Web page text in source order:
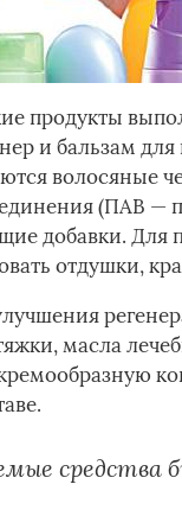
продукты
и бальзам
волосяные
(ПАВ —
добавки. Для
отдушки,
масла
средства